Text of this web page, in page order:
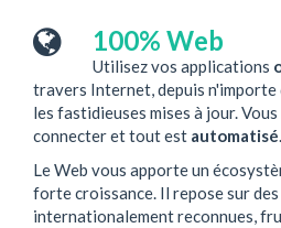
100% Web
Utilisez vos applications
travers Internet, depuis
les fastidieuses mises à jour.
connecter et tout est automatisé
Le Web vous apporte un
forte croissance. Il repose sur des
internationalement reconnues,